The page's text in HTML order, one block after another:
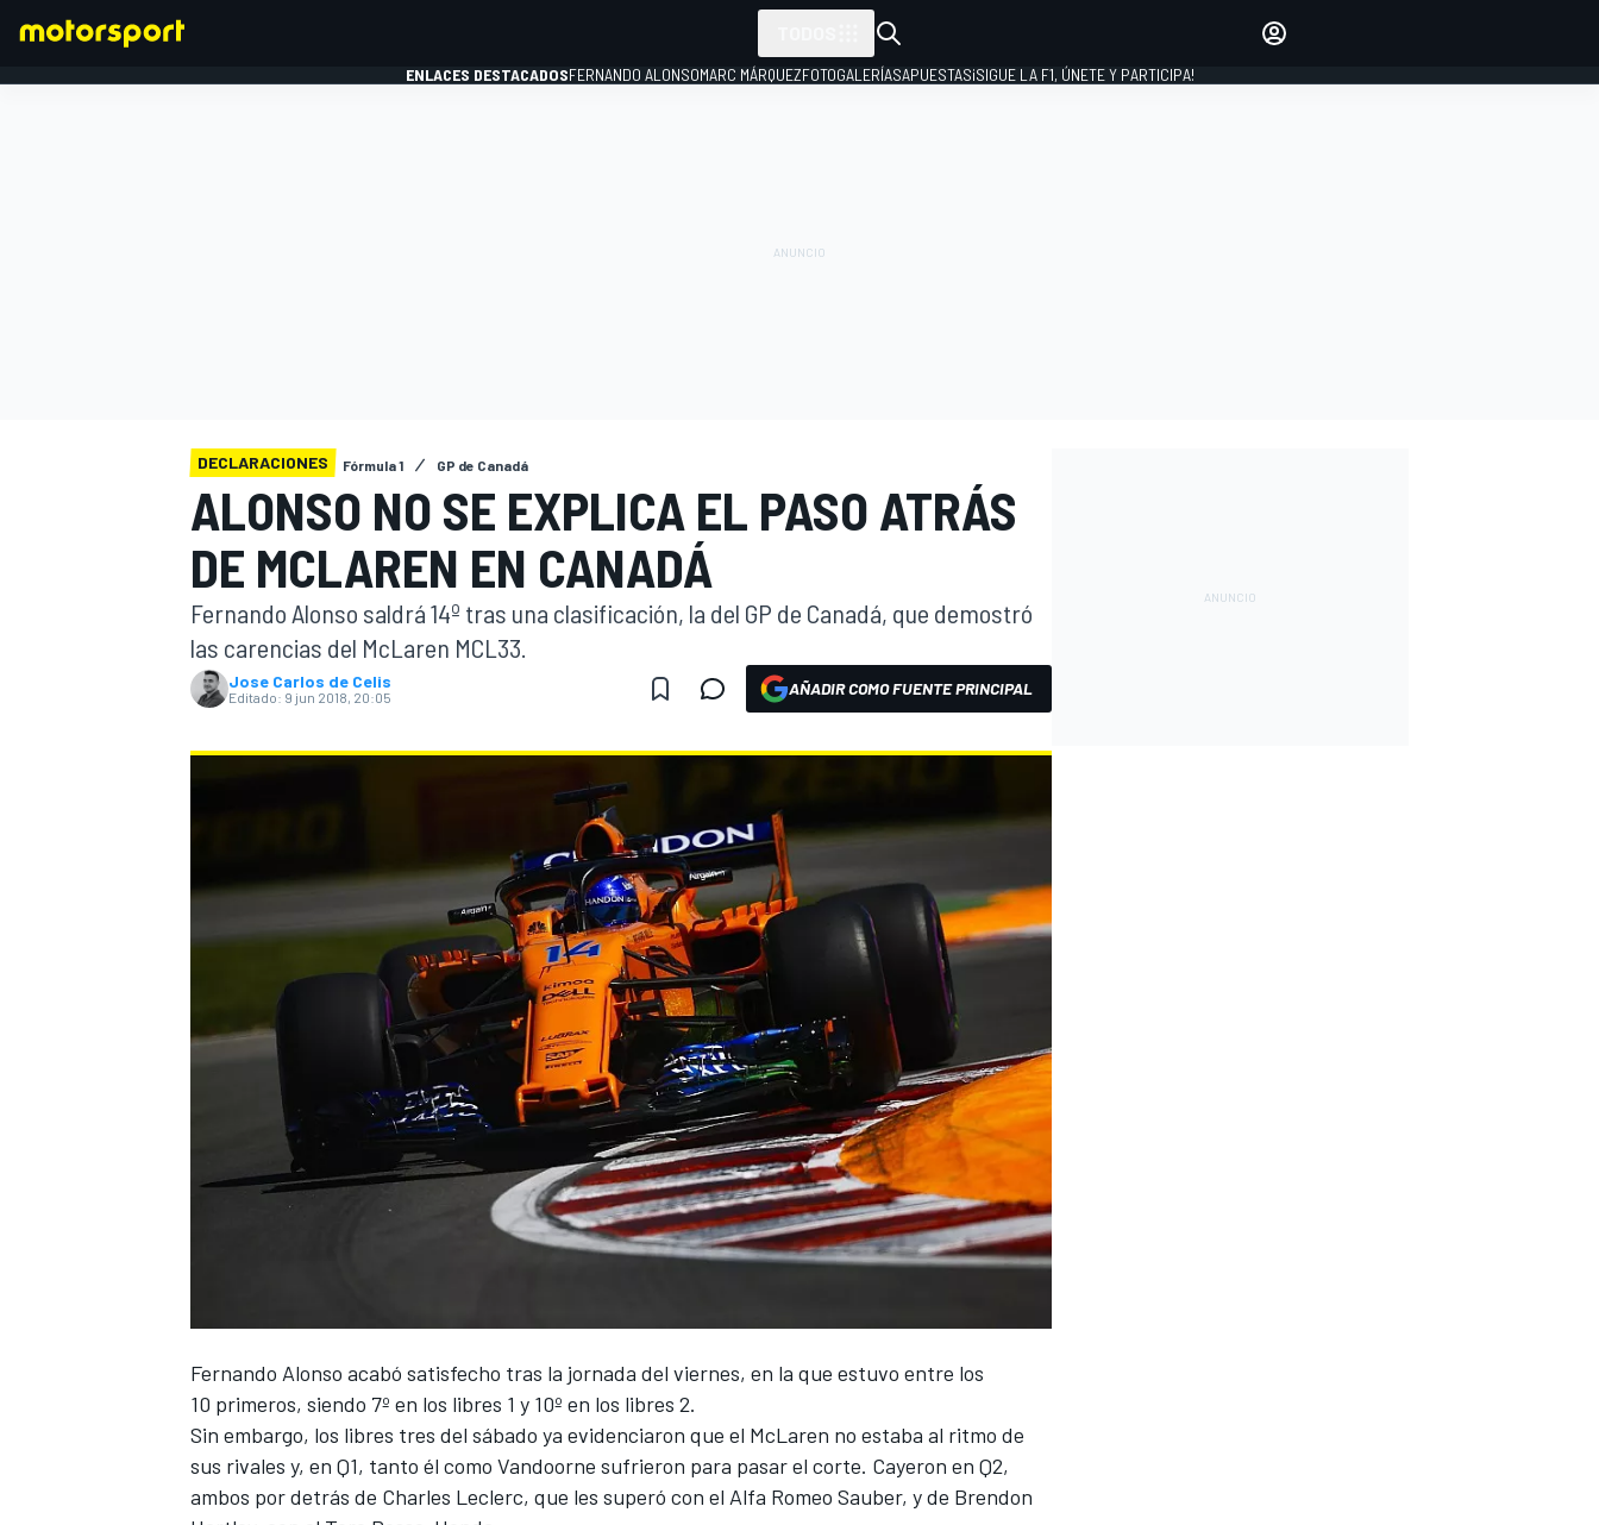
WRC
WEC FÓRMULA E
ENLACES DESTACADOSFERNANDO ALONSOMARC MÁRQUEZFOTOGALERÍASAPUESTAS¡SIGUE LA F1, ÚNETE Y PARTICIPA!
DECLARACIONES Fórmula 1 GP de Canadá
ALONSO NO SE EXPLICA EL PASO ATRÁS
DE MCLAREN EN CANADÁ
Fernando Alonso saldrá 14º tras una clasificación, la del GP de Canadá, que demostró
las carencias del McLaren MCL33.
Jose Carlos de Celis
Editado: 9 jun 2018, 20:05 AÑADIR COMO FUENTE PRINCIPAL
Fernando Alonso acabó satisfecho tras la jornada del viernes, en la que estuvo entre los
10 primeros, siendo 7º en los libres 1 y 10º en los libres 2.
Sin embargo, los libres tres del sábado ya evidenciaron que el McLaren no estaba al ritmo de
sus rivales y, en Q1, tanto él como Vandoorne sufrieron para pasar el corte. Cayeron en Q2,
ambos por detrás de Charles Leclerc, que les superó con el Alfa Romeo Sauber, y de Brendon